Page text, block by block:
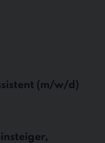
(m/w/d)